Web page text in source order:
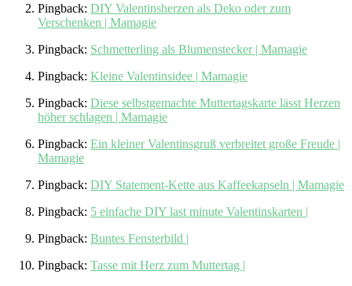
Pingback: DIY Valentinsherzen als Deko oder zum
Verschenken | Mamagie
Pingback: Schmetterling als Blumenstecker | Mamagie
Pingback: Kleine Valentinsidee | Mamagie
Pingback: Diese selbstgemachte Muttertagskarte lässt Herzen
höher schlagen | Mamagie
Pingback: Ein kleiner Valentinsgruß verbreitet große Freude |
Mamagie
Pingback: DIY Statement-Kette aus Kaffeekapseln | Mamagie
Pingback: 5 einfache DIY last minute Valentinskarten |
Pingback: Buntes Fensterbild |
Pingback: Tasse mit Herz zum Muttertag |